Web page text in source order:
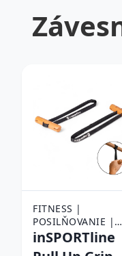
FITNESS |
POSILŇOVANIE |
POSILŇOVACIE
inSPORTline